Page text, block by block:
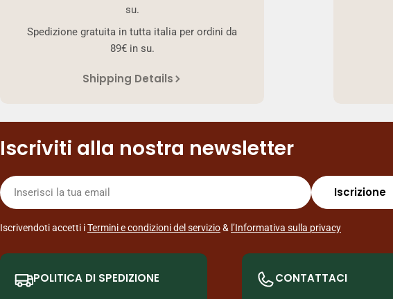
su.
Spedizione gratuita in tutta italia per ordini da
89€ in su.
Shipping Details
Iscriviti alla nostra newsletter
E-
mail
Iscrizione
Iscrivendoti accetti iTermini e condizioni del servizio& l’Informativa sulla privacy
POLITICA DI SPEDIZIONE CONTATTACI